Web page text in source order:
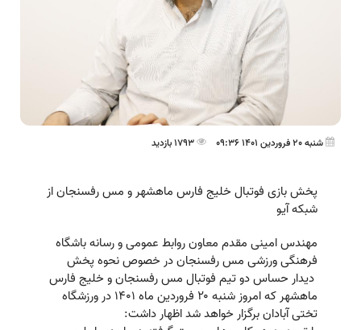
شنبه 20 فروردین 1401 09:36
پخش بازی فوتبال خلیج فارس ماهشهر و مس رفسنجان از
شبکه آیو
مهندس امینی مقدم معاون روابط عمومی و رسانه باشگاه
فرهنگی ورزشی مس رفسنجان در خصوص نحوه پخش
دیدار حساس دو تیم فوتبال مس رفسنجان و خلیج فارس
ماهشهر که امروز شنبه ۲۰ فروردین ماه ۱۴۰۱ در ورزشگاه
تختی آبادان برگزار خواهد شد اظهار داشت: